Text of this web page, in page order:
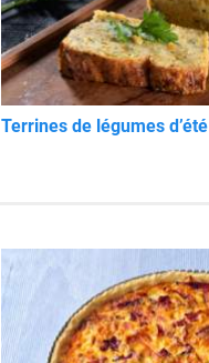
Terrines de légumes d’été